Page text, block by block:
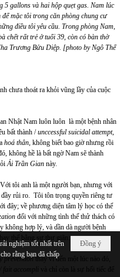
5 gallons và hai hộp quẹt gas. Nam lúc
mặc tôi trong căn phòng chung cư
điều tôi yêu cầu. Trong phòng Nam,
chết rất trẻ ở tuổi 39, còn có bàn thờ
Trương Bửu Diệp. [photo by Ngô Thế
chưa thoát ra khỏi vũng lầy của cuộc
Nhật Nam luôn luôn là một bệnh nhân
bất thành /unccessful suicidal attempt,
hoá thân, không biết bao giờ nhưng rồi
không hề là bất ngờ Nam sẽ thành
Ải Trần Gian này.
tôi anh là một người bạn, nhưng với
đầy rủi ro. Tôi tôn trọng quyền riêng tư
đây; về phương diện tâm lý học có thể
đối với những tình thế thử thách có
không hợp lý, và dần dà người bệnh
thế bằng sự thư giãn.
preventionthay vì đến một lúc nào đó,
fait accompli và
chỉ còn là sự hối tiếc để
Đồng ý
nghiệm tốt nhất trên
rằng bạn đã chấp